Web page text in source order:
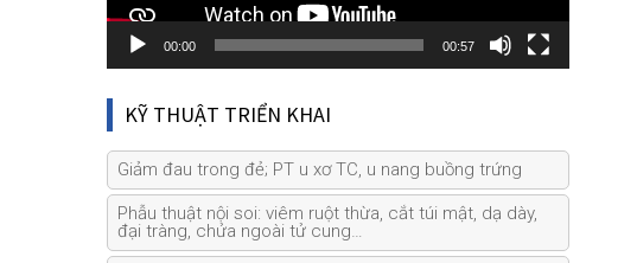
00:00 00:57
KỸ THUẬT TRIỂN KHAI
Giảm đau trong đẻ; PT u xơ TC, u nang buồng trứng
Phẫu thuật nội soi: viêm ruột thừa, cắt túi mật, dạ dày,
đại tràng, chửa ngoài tử cung…